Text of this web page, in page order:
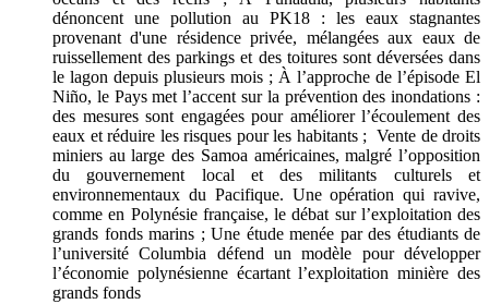
dénoncent une pollution au PK18 : les eaux stagnantes
provenant d'une résidence privée, mélangées aux eaux de
ruissellement des parkings et des toitures sont déversées dans
le lagon depuis plusieurs mois ; À l’approche de l’épisode El
Niño, le Pays met l’accent sur la prévention des inondations :
des mesures sont engagées pour améliorer l’écoulement des
eaux et réduire les risques pour les habitants ; Vente de droits
miniers au large des Samoa américaines, malgré l’opposition
du gouvernement local et des militants culturels et
environnementaux du Pacifique. Une opération qui ravive,
comme en Polynésie française, le débat sur l’exploitation des
grands fonds marins ; Une étude menée par des étudiants de
l’université Columbia défend un modèle pour développer
l’économie polynésienne écartant l’exploitation minière des
grands fonds